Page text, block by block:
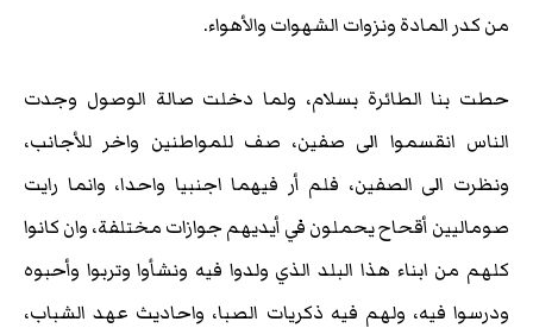
من كدر المادة ونزوات الشهوات والأهواء.
حطت بنا الطائرة بسلام، ولما دخلت صالة الوصول وجدت
الناس انقسموا الى صفين، صف للمواطنين واخر للأجانب،
ونظرت الى الصفين، فلم أر فيهما اجنبيا واحدا، وانما رايت
صوماليين أقحاح يحملون في أيديهم جوازات مختلفة، وان كانوا
كلهم من ابناء هذا البلد الذي ولدوا فيه ونشأوا وتربوا وأحبوه
ودرسوا فيه، ولهم فيه ذكريات الصبا، واحاديث عهد الشباب،